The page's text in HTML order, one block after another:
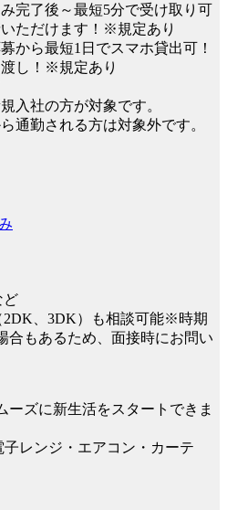
完了後～最短5分で受け取り可
ただけます！※規定あり
から最短1日でスマホ貸出可！
し！※規定あり
入社の方が対象です。
通勤される方は対象外です。
ど
2DK、3DK）も相談可能※時期
合もあるため、面接時にお問い
ズに新生活をスタートできま
子レンジ・エアコン・カーテ